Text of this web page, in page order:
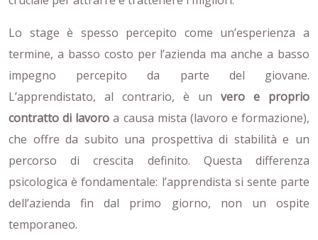
Lo stage è spesso percepito come un’esperienza a
termine, a basso costo per l’azienda ma anche a basso
impegno percepito da parte del giovane.
L’apprendistato, al contrario, è un vero e proprio
contratto di lavoro a causa mista (lavoro e formazione),
che offre da subito una prospettiva di stabilità e un
percorso di crescita definito. Questa differenza
psicologica è fondamentale: l’apprendista si sente parte
dell’azienda fin dal primo giorno, non un ospite
temporaneo.